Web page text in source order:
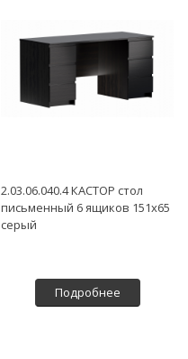
2.03.06.040.4 КАСТОР стол
письменный 6 ящиков 151х65
серый
Подробнее